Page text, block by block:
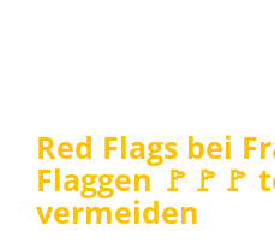
Red Flags bei
Flaggen 🚩🚩🚩
vermeiden